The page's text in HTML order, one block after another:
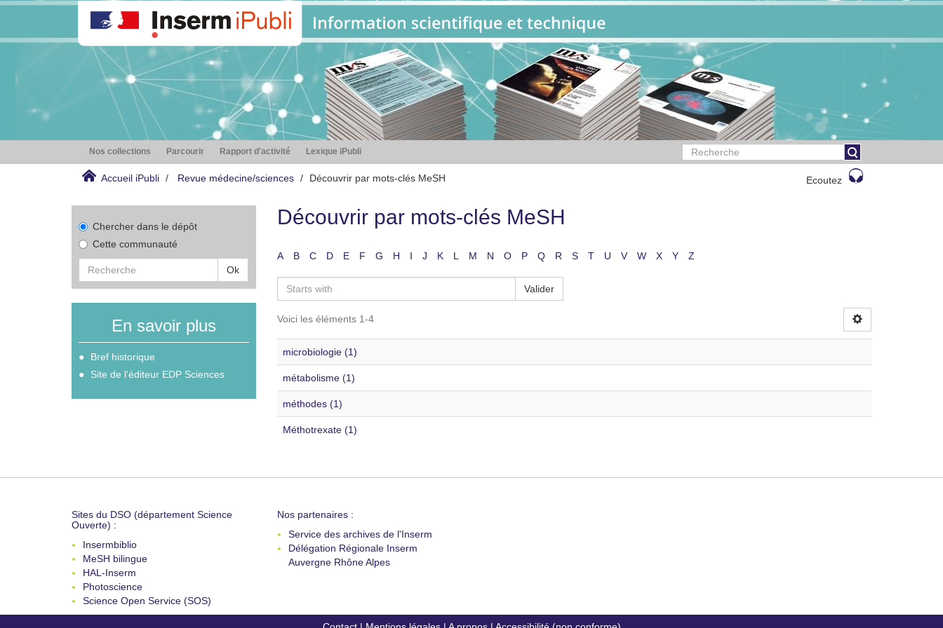
Nos collections Parcourir Rapport d'activité Lexique iPubli
Accueil iPubli Revue médecine/sciences Découvrir par mots-clés MeSH Ecoutez
Chercher dans le dépôt
Cette communauté
Ok
En savoir plus
Bref historique
Site de l'éditeur EDP Sciences
Découvrir par mots-clés MeSH
A B C D E F G H I J K L M N O P Q R S T U V W X Y Z
Valider
Voici les éléments 1-4
microbiologie (1)
métabolisme (1)
méthodes (1)
Méthotrexate (1)
Sites du DSO (département Science
Ouverte) :
Insermbiblio
MeSH bilingue
HAL-Inserm
Photoscience
Science Open Service (SOS)
Nos partenaires :
Service des archives de l'Inserm
Délégation Régionale Inserm
Auvergne Rhône Alpes